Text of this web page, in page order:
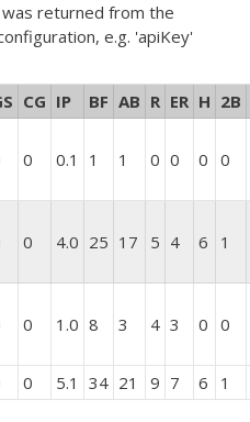
was returned from the
e.g. 'apiKey'
CG IP BF AB R ER H 2B
0 0.1 1 1 0 0 0 0
0 4.0 25 17 5 4 6 1
0 1.0 8 3 4 3 0 0
0 5.1 34 21 9 7 6 1